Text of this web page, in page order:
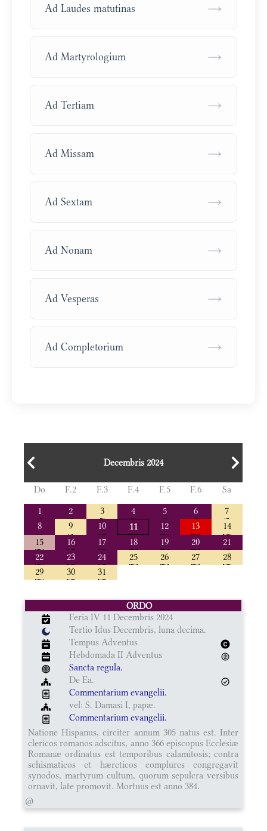
Ad Laudes matutinas →
Ad Martyrologium →
Ad Tertiam →
Ad Missam →
Ad Sextam →
Ad Nonam →
Ad Vesperas →
Ad Completorium →
Decembris 2024
Do F.2 F.3 F.4 F.5 F.6
Sa
1
2 3 4 5 6
7
8
9 10 11 12 13
14
15
16 17 18 19 20
21
22
23 24 25 26 27
28
29
30 31
ORDO
Feria IV 11 Decembris 2024
Tertio Idus Decembris, luna decima.
Tempus Adventus
Hebdomada II Adventus
Sancta regula.
De Ea.
Commentarium evangelii.
vel: S. Damasi I, papæ.
Commentarium evangelii.
Natione Hispanus, circiter annum 305 natus est. Inter
clericos romanos adscitus, anno 366 episcopus Ecclesiæ
Romanæ ordinatus est temporibus calamitosis; contra
schismaticos et hæreticos complures congregavit
synodos, martyrum cultum, quorum sepulcra versibus
ornavit, late promovit. Mortuus est anno 384.
@